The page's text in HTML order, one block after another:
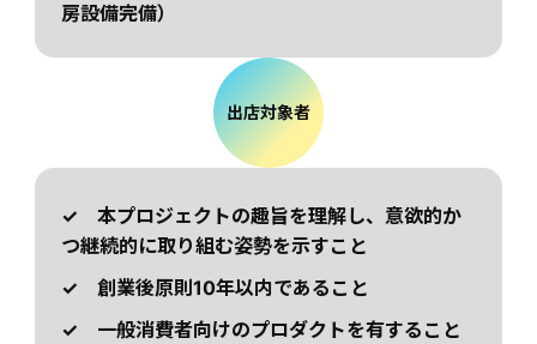
房設備完備）
出店対象者
✓ 本プロジェクトの趣旨を理解し、意欲的か
つ継続的に取り組む姿勢を示すこと
✓ 創業後原則10年以内であること
✓ 一般消費者向けのプロダクトを有すること